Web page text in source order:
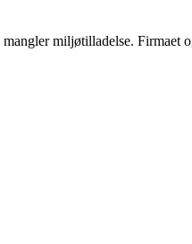
miljøtilladelse. Firmaet